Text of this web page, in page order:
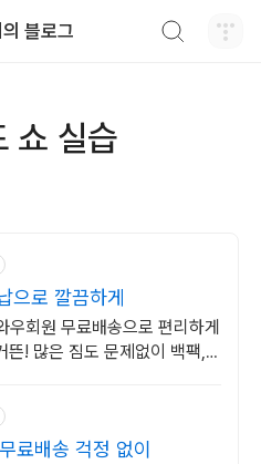
블로그
쇼 실습
으로 깔끔하게
회원 무료배송으로 편리하게
뜬! 많은 짐도 문제없이 백팩,
료배송 걱정 없이